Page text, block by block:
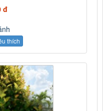
đ
thích